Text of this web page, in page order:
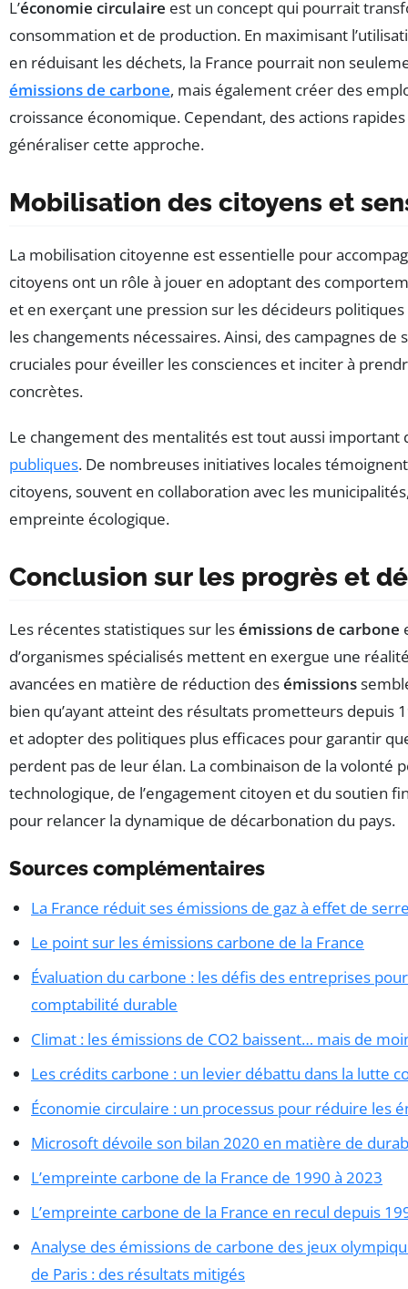
L’économie circulaire est un concept qui pourrait
consommation et de production. En maximisant
en réduisant les déchets, la France pourrait non
émissions de carbone, mais également créer des
croissance économique. Cependant, des actions
généraliser cette approche.
Mobilisation des citoyens et
La mobilisation citoyenne est essentielle pour
citoyens ont un rôle à jouer en adoptant des
et en exerçant une pression sur les décideurs
les changements nécessaires. Ainsi, des campagnes de
cruciales pour éveiller les consciences et inciter à
concrètes.
Le changement des mentalités est tout aussi important
publiques. De nombreuses initiatives locales
citoyens, souvent en collaboration avec les
empreinte écologique.
Conclusion sur les progrès et
Les récentes statistiques sur lesémissions de carbone
d’organismes spécialisés mettent en exergue une
avancées en matière de réduction desémissions
bien qu’ayant atteint des résultats prometteurs depuis
et adopter des politiques plus efficaces pour garantir
perdent pas de leur élan. La combinaison de la volonté
technologique, de l’engagement citoyen et du soutien
pour relancer la dynamique de décarbonation du pays.
Sources complémentaires
La France réduit ses émissions de gaz à effet de
Le point sur les émissions carbone de la France
Évaluation du carbone : les défis des entreprises
comptabilité durable
Climat : les émissions de CO2 baissent… mais de
Les crédits carbone : un levier débattu dans la lutte
Économie circulaire : un processus pour réduire les
Microsoft dévoile son bilan 2020 en matière de
L’empreinte carbone de la France de 1990 à 2023
L’empreinte carbone de la France en recul depuis
Analyse des émissions de carbone des jeux
de Paris : des résultats mitigés